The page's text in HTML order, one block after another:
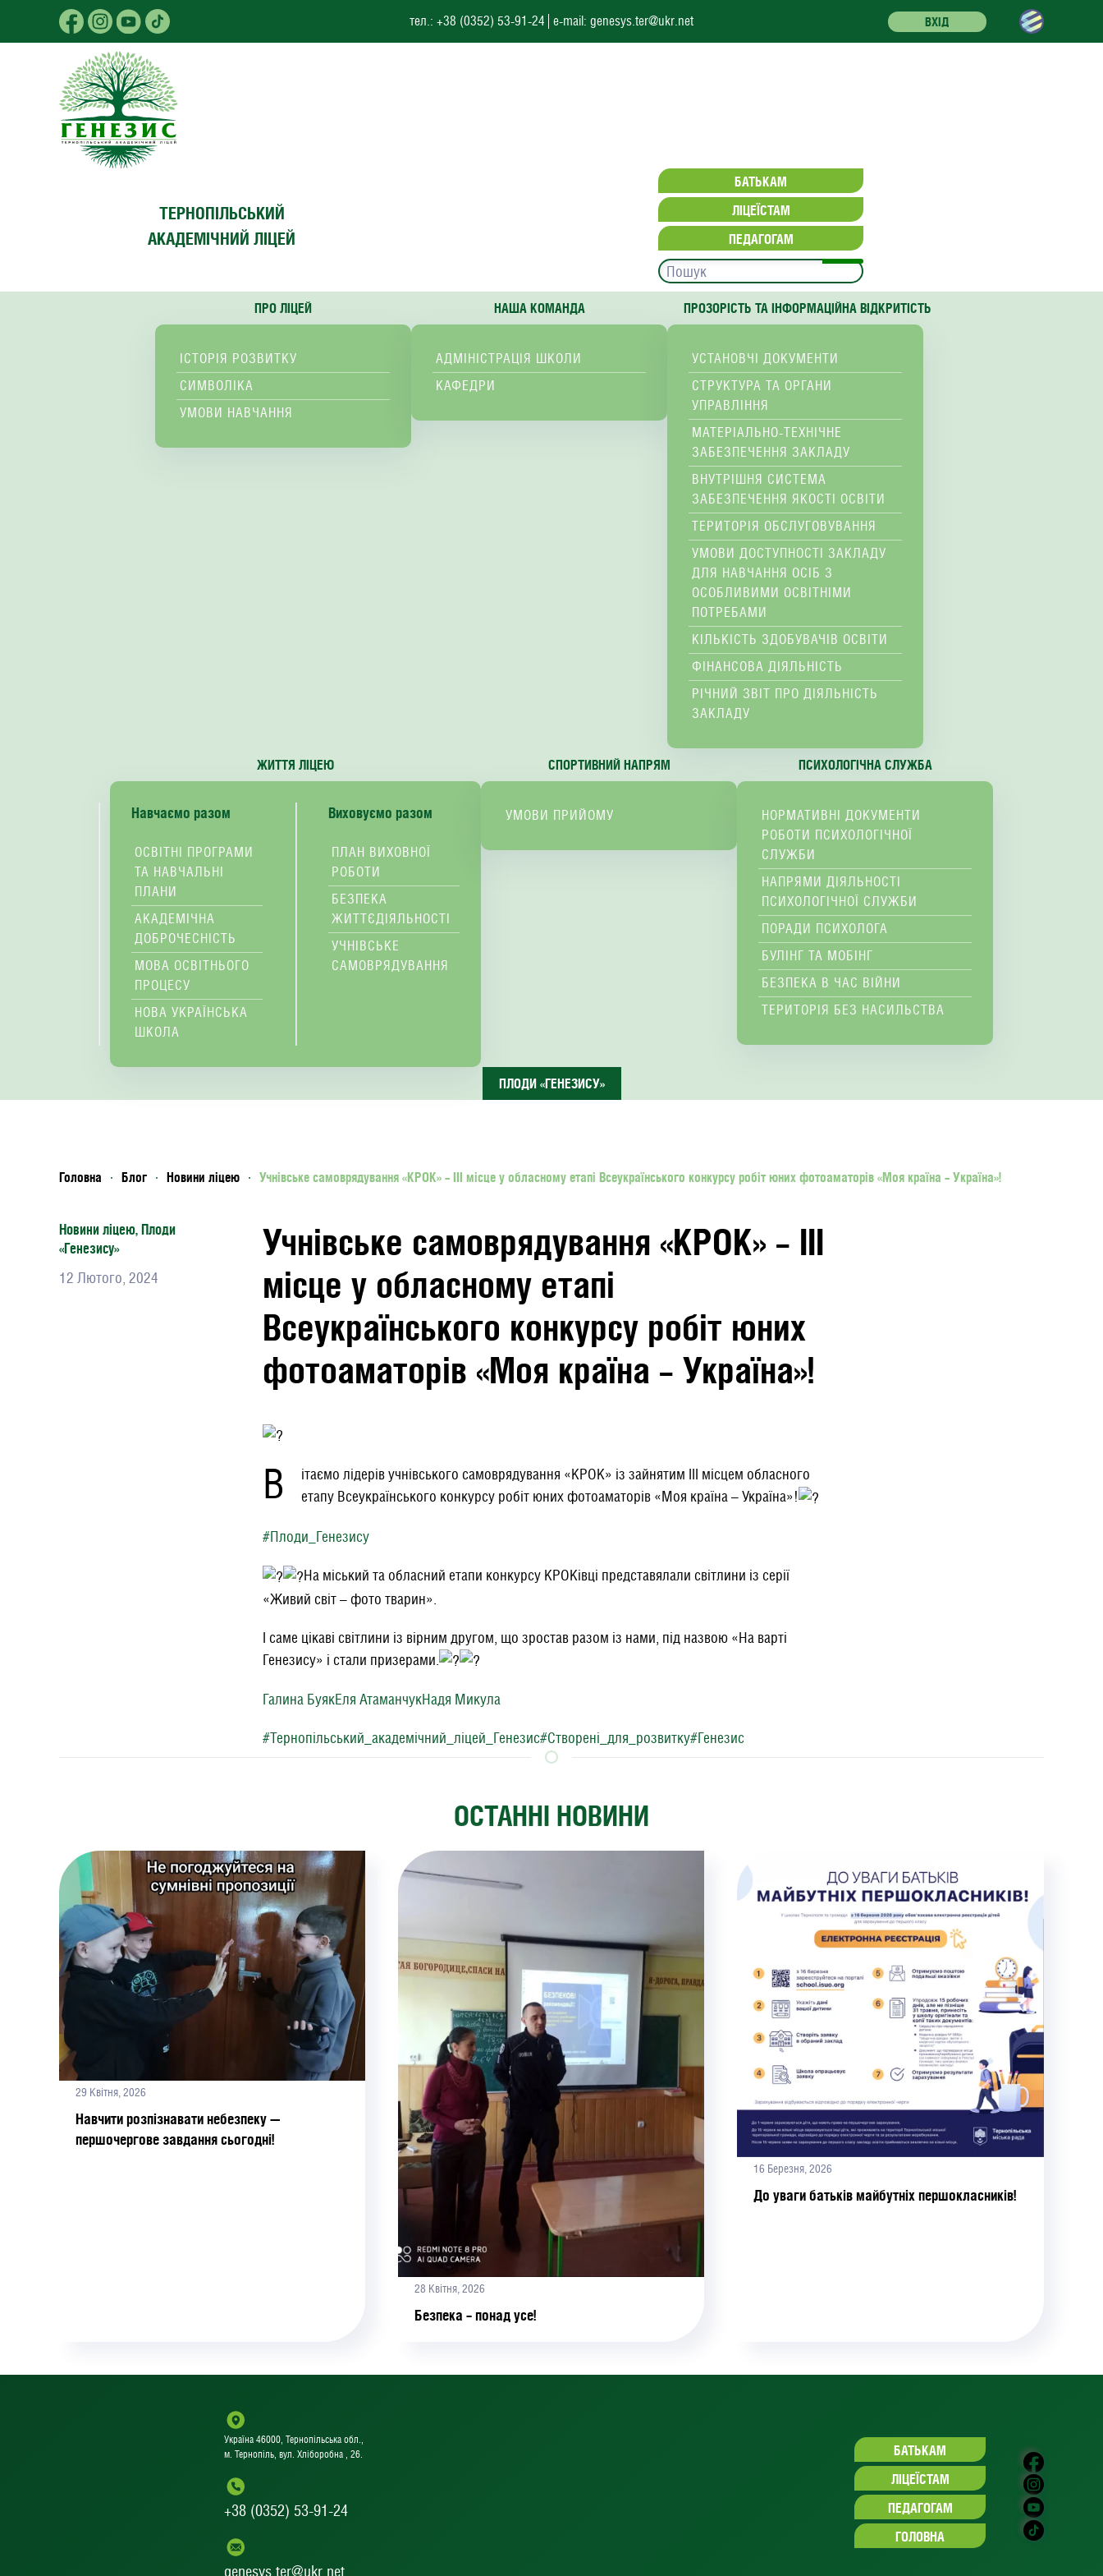
Skip to main content
тел.: +38 (0352) 53-91-24 e-mail: genesys.ter@ukr.net ВХІД
ТЕРНОПІЛЬСЬКИЙ
АКАДЕМІЧНИЙ ЛІЦЕЙ
БАТЬКАМ
ЛІЦЕЇСТАМ
ПЕДАГОГАМ
ПРО ЛІЦЕЙ
ІСТОРІЯ РОЗВИТКУ
СИМВОЛІКА
УМОВИ НАВЧАННЯ
НАША КОМАНДА
АДМІНІСТРАЦІЯ ШКОЛИ
КАФЕДРИ
ПРОЗОРІСТЬ ТА ІНФОРМАЦІЙНА ВІДКРИТІСТЬ
УСТАНОВЧІ ДОКУМЕНТИ
СТРУКТУРА ТА ОРГАНИ
УПРАВЛІННЯ
МАТЕРІАЛЬНО-ТЕХНІЧНЕ
ЗАБЕЗПЕЧЕННЯ ЗАКЛАДУ
ВНУТРІШНЯ СИСТЕМА
ЗАБЕЗПЕЧЕННЯ ЯКОСТІ ОСВІТИ
ТЕРИТОРІЯ ОБСЛУГОВУВАННЯ
УМОВИ ДОСТУПНОСТІ ЗАКЛАДУ
ДЛЯ НАВЧАННЯ ОСІБ З
ОСОБЛИВИМИ ОСВІТНІМИ
ПОТРЕБАМИ
КІЛЬКІСТЬ ЗДОБУВАЧІВ ОСВІТИ
ФІНАНСОВА ДІЯЛЬНІСТЬ
РІЧНИЙ ЗВІТ ПРО ДІЯЛЬНІСТЬ
ЗАКЛАДУ
ЖИТТЯ ЛІЦЕЮ
Навчаємо разом
ОСВІТНІ ПРОГРАМИ
ТА НАВЧАЛЬНІ
ПЛАНИ
АКАДЕМІЧНА
ДОБРОЧЕСНІСТЬ
МОВА ОСВІТНЬОГО
ПРОЦЕСУ
НОВА УКРАЇНСЬКА
ШКОЛА
Виховуємо разом
ПЛАН ВИХОВНОЇ
РОБОТИ
БЕЗПЕКА
ЖИТТЄДІЯЛЬНОСТІ
УЧНІВСЬКЕ
САМОВРЯДУВАННЯ
СПОРТИВНИЙ НАПРЯМ
УМОВИ ПРИЙОМУ
ПСИХОЛОГІЧНА СЛУЖБА
НОРМАТИВНІ ДОКУМЕНТИ
РОБОТИ ПСИХОЛОГІЧНОЇ
СЛУЖБИ
НАПРЯМИ ДІЯЛЬНОСТІ
ПСИХОЛОГІЧНОЇ СЛУЖБИ
ПОРАДИ ПСИХОЛОГА
БУЛІНГ ТА МОБІНГ
БЕЗПЕКА В ЧАС ВІЙНИ
ТЕРИТОРІЯ БЕЗ НАСИЛЬСТВА
ПЛОДИ «ГЕНЕЗИСУ»
Головна Блог Новини ліцею Учнівське самоврядування «КРОК» – ІІІ місце у обласному етапі Всеукраїнського конкурсу робіт юних фотоаматорів «Моя країна – Україна»!
Новини ліцею, Плоди
«Генезису»
12 Лютого, 2024
Учнівське самоврядування «КРОК» – ІІІ
місце у обласному етапі
Всеукраїнського конкурсу робіт юних
фотоаматорів «Моя країна – Україна»!
В
ітаємо лідерів учнівського самоврядування «КРОК» із зайнятим ІІІ місцем обласного
етапу Всеукраїнського конкурсу робіт юних фотоаматорів «Моя країна – Україна»!
#Плоди_Генезису
На міський та обласний етапи конкурсу КРОКівці представялали світлини із серії
«Живий світ – фото тварин».
І саме цікаві світлини із вірним другом, що зростав разом із нами, під назвою «На варті
Генезису» і стали призерами.
Галина БуякЕля АтаманчукНадя Микула
#Тернопільський_академічний_ліцей_Генезис#Створені_для_розвитку#Генезис
ОСТАННІ НОВИНИ
29 Квітня, 2026
Навчити розпізнавати небезпеку —
першочергове завдання сьогодні!
28 Квітня, 2026
Безпека – понад усе!
16 Березня, 2026
До уваги батьків майбутніх першокласників!
Україна 46000, Тернопільська обл.,
м. Тернопіль, вул. Хліборобна , 26.
+38 (0352) 53-91-24
genesys.ter@ukr.net
БАТЬКАМ
ЛІЦЕЇСТАМ
ПЕДАГОГАМ
ГОЛОВНА